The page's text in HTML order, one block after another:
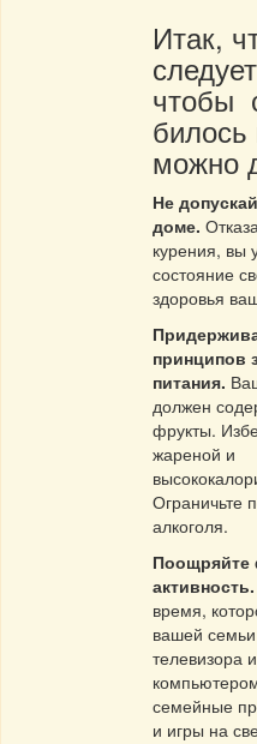
Итак,
чтобы
билось
можно
Не
доме.
курения, вы
состояние
здоровья
принципов
питания.
должен
фрукты.
жареной и
Ограничьте
алкоголя.
Поощряйте
активность.
время,
вашей
телевизора
семейные
и игры на